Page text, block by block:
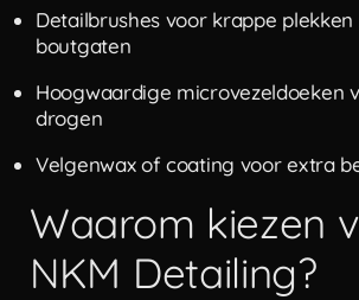
Detailbrushes voor krappe plekken
boutgaten
Hoogwaardige microvezeldoeken
drogen
Velgenwax of coating voor extra
Waarom kiezen
NKM Detailing?